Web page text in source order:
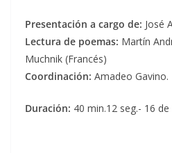
Presentación a cargo de: José
Lectura de poemas: Martín
Muchnik (Francés)
Coordinación: Amadeo Gavino.
Duración: 40 min.12 seg.- 16